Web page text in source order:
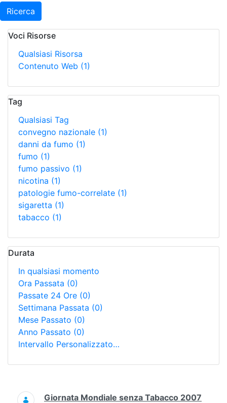
Ricerca
Voci Risorse
Qualsiasi Risorsa
Contenuto Web (1)
Tag
Qualsiasi Tag
convegno nazionale (1)
danni da fumo (1)
fumo (1)
fumo passivo (1)
nicotina (1)
patologie fumo-correlate (1)
sigaretta (1)
tabacco (1)
Durata
In qualsiasi momento
Ora Passata (0)
Passate 24 Ore (0)
Settimana Passata (0)
Mese Passato (0)
Anno Passato (0)
Intervallo Personalizzato…
Ricerca
Giornata Mondiale senza Tabacco 2007